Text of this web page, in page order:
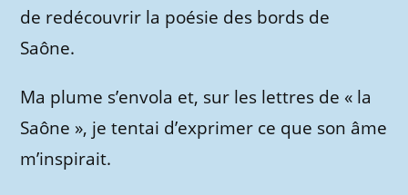
de redécouvrir la poésie des bords de
Saône.
Ma plume s’envola et, sur les lettres de « la
Saône », je tentai d’exprimer ce que son âme
m’inspirait.